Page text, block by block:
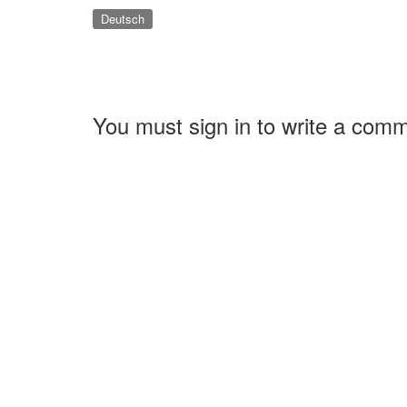
Deutsch
You must sign in to write a